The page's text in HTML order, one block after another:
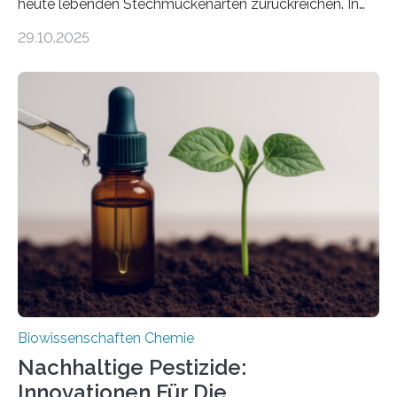
heute lebenden Stechmückenarten zurückreichen. In
Forschende die bisher älteste bekannte Stechmücken-
Region Kachin in Myanmar und hat sich in
ausgezeichnetem Zustand erhalten. Es konnte als neue
Art einer neuen Gattung beschrieben werden und trägt
nun den Namen Cretosabethes primaevus. Dieser erste
fossile Nachweis einer Stechmückenlarve in Bernstein
stellt gleichzeitig den ersten Fossilfund einer
Mückenlarve aus dem Mesozoikum dar, denn…
29.10.2025
Biowissenschaften Chemie
Nachhaltige Pestizide:
Innovationen Für Die